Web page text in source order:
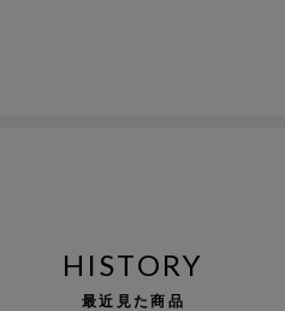
HISTORY
最近見た商品